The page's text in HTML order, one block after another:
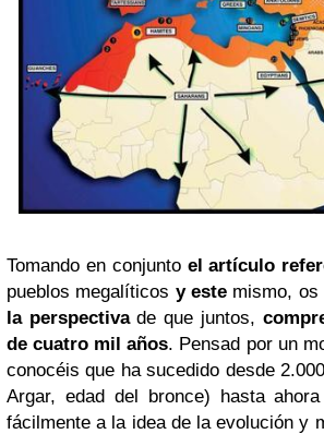
Tomando en conjunto el artículo
pueblos megalíticos y este mismo, os
la perspectivade que juntos,
de cuatro mil años. Pensad por un
conocéis que ha sucedido desde
Argar, edad del bronce) hasta
fácilmente a la idea de la evolución y